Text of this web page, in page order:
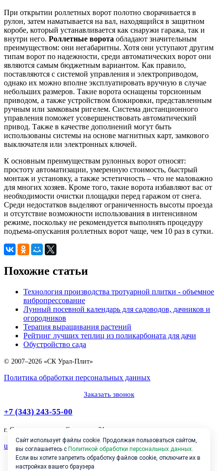
При открытии роллетных ворот полотно сворачивается в
рулон, затем наматывается на вал, находящийся в защитном
коробе, который устанавливается как снаружи гаража, так и
внутри него. Роллетные ворота обладают значительным
преимуществом: они негабаритны. Хотя они уступают другим
типам ворот по надежности, среди автоматических ворот они
являются самым бюджетным вариантом. Как правило,
поставляются с системой управления и электроприводом,
однако их можно вполне эксплуатировать вручную в случае
небольших размеров. Такие ворота оснащены торсионным
приводом, а также устройством блокировки, представленным
ручным или замковым ригелем. Система дистанционного
управления поможет усовершенствовать автоматический
привод. Также в качестве дополнений могут быть
использованы системы на основе магнитных карт, замкового
выключателя или электронных ключей.
К основным преимуществам рулонных ворот относят:
простоту автоматизации, умеренную стоимость, быстрый
монтаж и установку, а также эстетичность – что не маловажно
для многих хозяев. Кроме того, такие ворота избавляют вас от
необходимости очистки площадки перед гаражом от снега.
Среди недостатков выделяют ограниченность высоты проезда
и отсутствие возможности использования в интенсивном
режиме, поскольку не рекомендуется выполнять процедуру
подъема-опускания роллетных ворот чаще, чем 10 раз в сутки.
Похожие статьи
Технология производства тротуарной плитки - объемное
вибропрессование
Лунный посевной календарь для садоводов, дачников и
огородников
Терапия выращивания растений
Рейтинг лучших теплиц из поликарбоната для дачи
Обустройство сада
© 2007–2026 «СК Урал-Плит»
Политика обработки персональных данных
Заказать звонок
+7 (343) 243-55-00
г. Среднеуральск, ул.Советская, 31
ural-plit@mail.ru
Сайт использует файлы cookie. Продолжая пользоваться сайтом,
вы соглашаетесь с Политикой обработки персональных данных.
Если вы хотите запретить обработку файлов cookie, отключите их в
настройках вашего браузера